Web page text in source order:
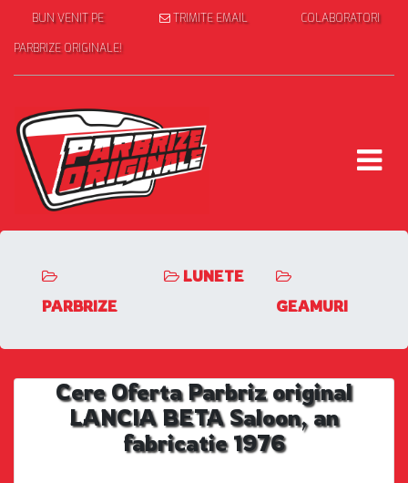
BUN VENIT PE
PARBRIZE ORIGINALE!
TRIMITE EMAIL COLABORATORI
PARBRIZE
LUNETE
GEAMURI
Cere Oferta Parbriz original
LANCIA BETA Saloon, an
fabricatie 1976